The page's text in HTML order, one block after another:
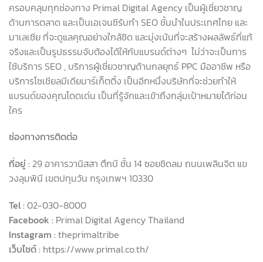
ครอบคลุมทุกช่องทาง Primal Digital Agency เป็นผู้เชี่ยวชาญ
ด้านการตลาด และเป็นเอเจนซีรับทำ SEO ชั้นนำในประเทศไทย และ
มาเลเซีย ที่จะดูแลคุณอย่างใกล้ชิด และมุ่งเน้นที่จะสร้างผลลัพธ์ที่แท้
จริงและเป็นรูปธรรมจับต้องได้ให้กับแบรนด์ต่างๆ ไม่ว่าจะเป็นการ
ใช้บริการ SEO , บริการผู้เชี่ยวชาญด้านกลยุทธ์ PPC มืออาชีพ หรือ
บริการโซเชียลมีเดียมาร์เก็ตติ้ง เป็นอีกหนึ่งบริษัทที่จะช่วยทำให้
แบรนด์ของคุณโดดเด่น เป็นที่รู้จักและเข้าถึงกลุ่มเป้าหมายได้ก่อน
ใคร
ช่องทางการติดต่อ
ที่อยู่ : 29 อาคารวานิสสา ตึกบี ชั้น 14 ซอยชิดลม ถนนเพลินจิต แข
วงลุมพินี เขตปทุมวัน กรุงเทพฯ 10330
Tel : 02-030-8000
Facebook : Primal Digital Agency Thailand
Instagram : theprimaltribe
เว็บไซต์ : https://www.primal.co.th/